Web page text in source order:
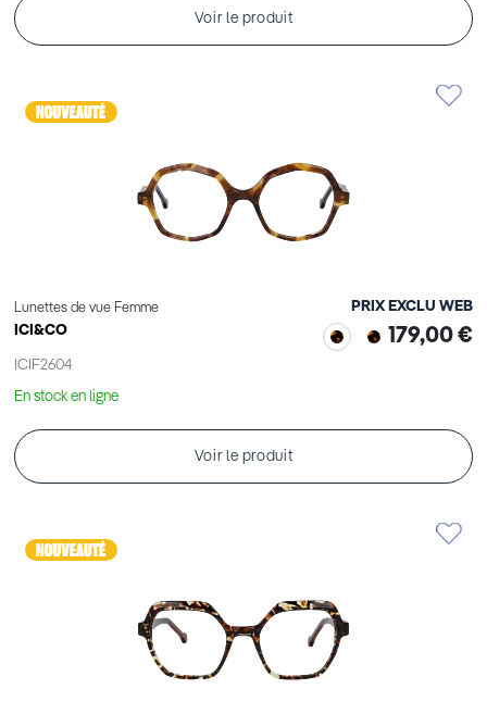
Voir le produit
Lunettes de vue Femme
ICI&CO
ICIF2604
PRIX EXCLU WEB
179,00 €
En stock en ligne
Voir le produit